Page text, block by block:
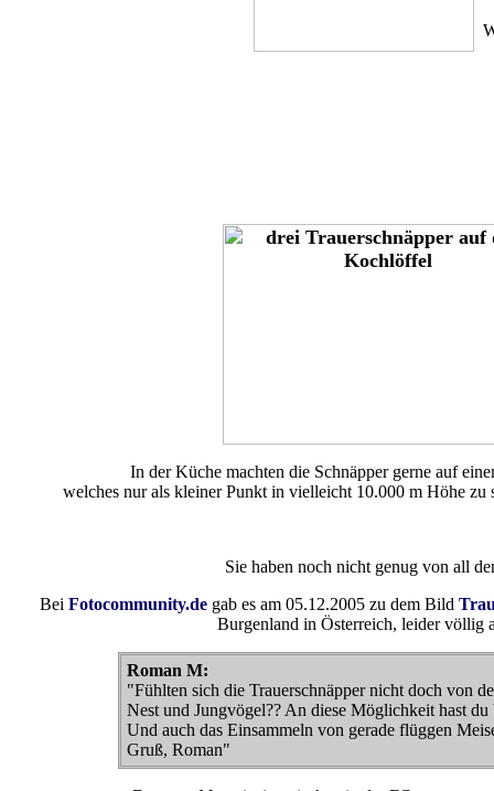
In der Küche machten die Schnäpper gerne auf
welches nur als kleiner Punkt in vielleicht 10.000 m Höhe zu
Sie haben noch nicht genug von all
Bei Fotocommunity.de gab es am 05.12.2005 zu dem Bild
Burgenland in Österreich, leider völlig
Roman M:
"Fühlten sich die Trauerschnäpper nicht doch von
Nest und Jungvögel?? An diese Möglichkeit hast
Und auch das Einsammeln von gerade flüggen
Gruß, Roman"